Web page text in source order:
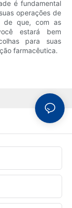
é fundamental
operações de
de que, com as
estará bem
para suas
farmacêutica.